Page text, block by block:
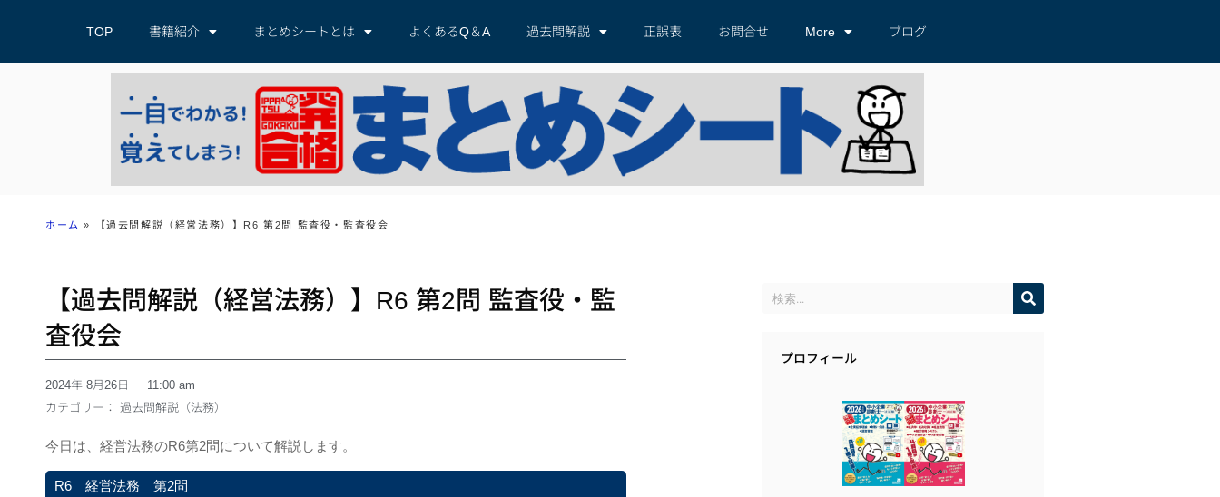
TOP 書籍紹介 まとめシートとは よくあるQ＆A 過去問解説 正誤表 お問合せ More ブログ
ホーム » 【過去問解説（経営法務）】R6 第2問 監査役・監査役会
【過去問解説（経営法務）】R6 第2問 監査役・監
査役会
2024年 8月26日
11:00 am
カテゴリー： 過去問解説（法務）
今日は、経営法務のR6第2問について解説します。
R6 経営法務 第2問
プロフィール